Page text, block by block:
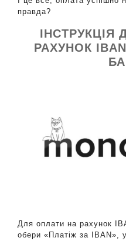
правда?
ІНСТРУКЦІЯ
РАХУНОК
Для оплати на рахунок
обери «Платіж за IBAN»,